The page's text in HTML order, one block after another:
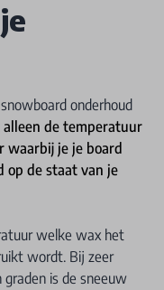
onderhoud
alleen de temperatuur
waarbij je je board
op de staat van je
welke wax het
wordt. Bij zeer
is de sneeuw